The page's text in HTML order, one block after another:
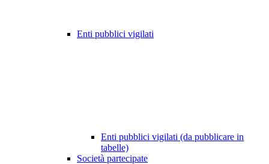
Enti pubblici vigilati
Enti pubblici vigilati (da pubblicare in
tabelle)
Società partecipate